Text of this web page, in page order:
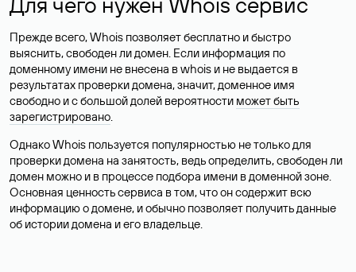
Прежде всего, Whois позволяет бесплатно и быстро
выяснить, свободен ли домен. Если информация по
доменному имени не внесена в whois и не выдается в
результатах проверки домена, значит, доменное имя
свободно и с большой долей вероятности может быть
зарегистрировано.
Однако Whois пользуется популярностью не только для
проверки домена на занятость, ведь определить, свободен ли
домен можно и в процессе подбора имени в доменной зоне.
Основная ценность сервиса в том, что он содержит всю
информацию о домене, и обычно позволяет получить данные
об истории домена и его владельце.